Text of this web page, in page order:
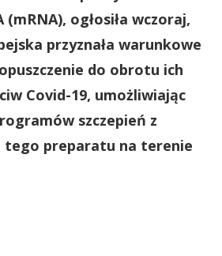
(mRNA), ogłosiła wczoraj,
przyznała warunkowe
do obrotu ich
Covid-19, umożliwiając
szczepień z
tego preparatu na terenie